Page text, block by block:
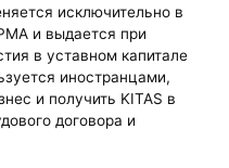
исключительно в
и выдается при
в уставном капитале
иностранцами,
и получить KITAS в
договора и